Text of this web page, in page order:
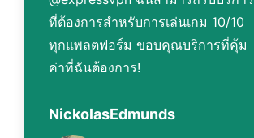
ที่ต้องการสำหรับการเล่นเกม 10/10
ทุกแพลตฟอร์ม ขอบคุณบริการที่คุ้ม
ค่าที่ฉันต้องการ!
NickolasEdmunds